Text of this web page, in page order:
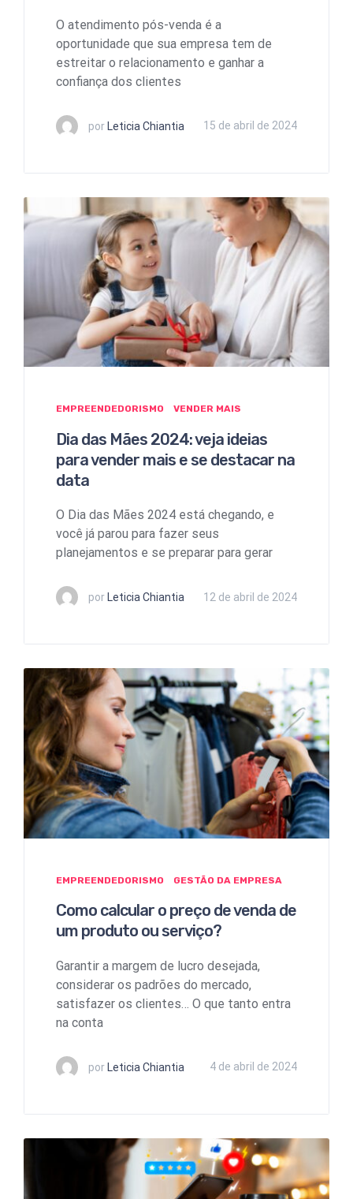
O atendimento pós-venda é a
oportunidade que sua empresa tem de
estreitar o relacionamento e ganhar a
confiança dos clientes
porLeticia Chiantia 15 de abril de 2024
EMPREENDEDORISMO VENDER MAIS
Dia das Mães 2024: veja ideias
para vender mais e se destacar na
data
O Dia das Mães 2024 está chegando, e
você já parou para fazer seus
planejamentos e se preparar para gerar
por Leticia Chiantia 12 de abril de 2024
EMPREENDEDORISMO GESTÃO DA EMPRESA
Como calcular o preço de venda de
um produto ou serviço?
Garantir a margem de lucro desejada,
considerar os padrões do mercado,
satisfazer os clientes… O que tanto entra
na conta
porLeticia Chiantia 4 de abril de 2024